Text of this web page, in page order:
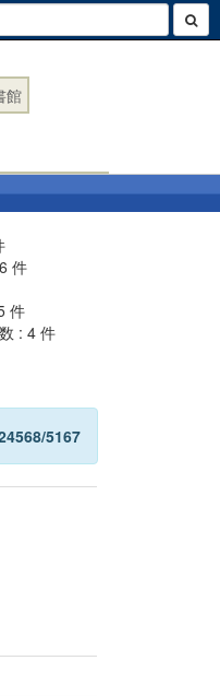
館
件
件
:4 件
5167